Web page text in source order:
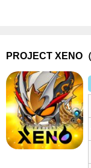
PROJECT XENO